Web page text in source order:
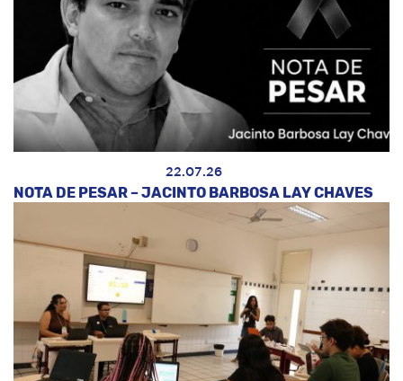
22.07.26
NOTA DE PESAR – JACINTO BARBOSA LAY CHAVES